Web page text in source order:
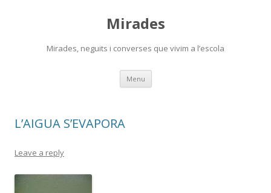
Mirades
Mirades, neguits i converses que vivim a l’escola
Menu Skip
content
L’AIGUA S’EVAPORA
Leave a reply